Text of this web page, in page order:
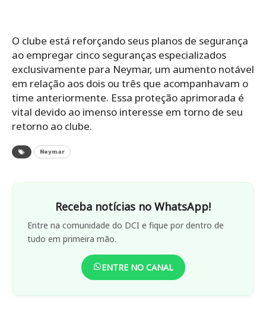
O clube está reforçando seus planos de segurança
ao empregar cinco seguranças especializados
exclusivamente para Neymar, um aumento notável
em relação aos dois ou três que acompanhavam o
time anteriormente. Essa proteção aprimorada é
vital devido ao imenso interesse em torno de seu
retorno ao clube.
Neymar
Receba notícias no WhatsApp!
Entre na comunidade do DCI e fique por dentro de
tudo em primeira mão.
ENTRE NO CANAL